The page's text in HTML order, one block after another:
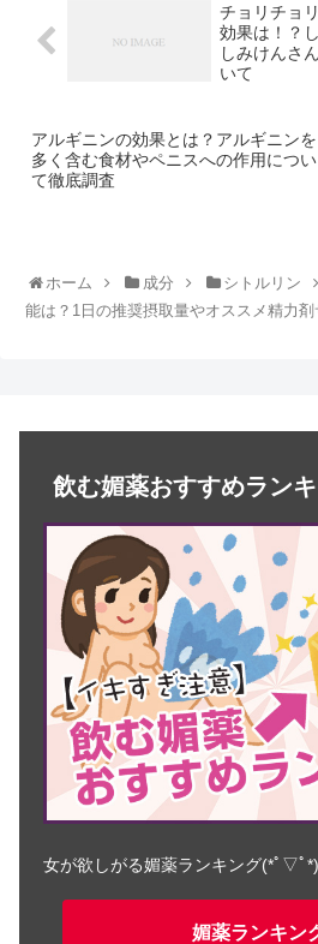
チョリチョ
効果は！？
しみけんさ
いて
アルギニンの効果とは？アルギニンを
多く含む食材やペニスへの作用につい
て徹底調査
ホーム 成分 シトルリン
能は？1日の推奨摂取量やオススメ精力剤
飲む媚薬おすすめラン
女が欲しがる媚薬ランキング(*ﾟ▽ﾟ*)
媚薬ランキン